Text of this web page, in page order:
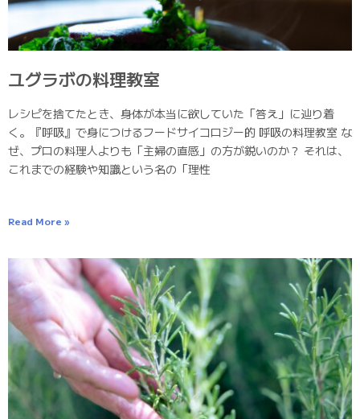
ユグラボの料理教室
レシピを捨てたとき、身体が本当に欲していた「答え」に辿り着
く。『呼吸』で身につけるフードサイコロジー的 呼吸の料理教室 な
ぜ、プロの料理人よりも「主婦の直感」の方が鋭いのか？ それは、
これまでの経験や知識という名の「理性
Read More »